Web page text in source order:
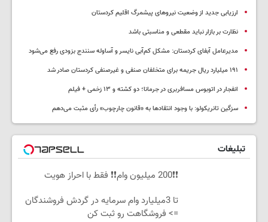
ارزیابی جدید از وضعیت نیروهای پیشمرگ اقلیم کردستان
نظارت بر بازار نباید مقطعی و مناسبتی باشد
مدیرعامل آبفای کردستان: مشکل کم‌آبی نایسر و آساوله سنندج بزودی رفع می‌شود
۱۹۱ میلیارد ریال جریمه برای متخلفان صنفی و غیرصنفی کردستان صادر شد
انفجار در اتوبوس مسافربری در جرمانا؛ دو کشته و ۱۳ زخمی + فیلم
سزگین تانریکولو: با وجود انتقادها به «قانون چارچوب» رأی مثبت می‌دهم
تبلیغات
❗❗200 میلیون وام❗❗ فقط با احراز هویت
تا 3میلیارد وام سرمایه در گردش فروشندگان
=> فروشگاهت رو ثبت کن